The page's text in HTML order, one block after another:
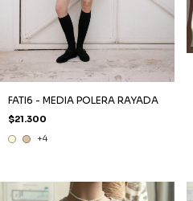
FATI6 - MEDIA POLERA RAYADA
$21.300
+4